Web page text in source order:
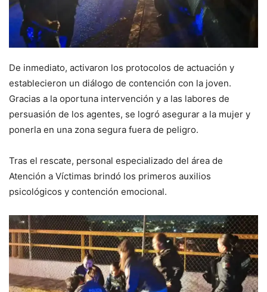
De inmediato, activaron los protocolos de actuación y
establecieron un diálogo de contención con la joven.
Gracias a la oportuna intervención y a las labores de
persuasión de los agentes, se logró asegurar a la mujer y
ponerla en una zona segura fuera de peligro.
Tras el rescate, personal especializado del área de
Atención a Víctimas brindó los primeros auxilios
psicológicos y contención emocional.